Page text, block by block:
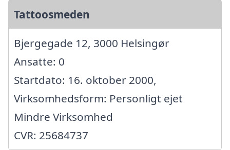
Tattoosmeden
Bjergegade 12, 3000 Helsingør
Ansatte: 0
Startdato: 16. oktober 2000,
Virksomhedsform: Personligt ejet
Mindre Virksomhed
CVR: 25684737